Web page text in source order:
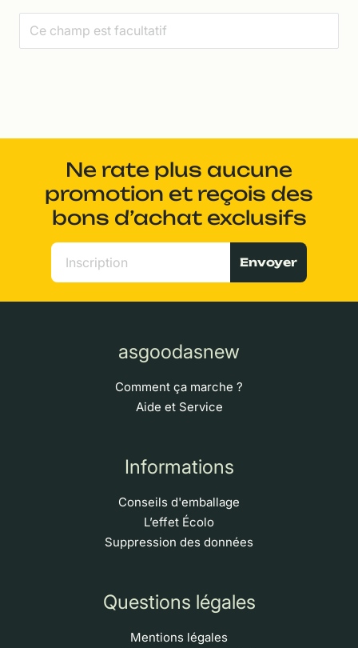
Ne rate plus aucune
promotion et reçois des
bons d’achat exclusifs
Envoyer
asgoodasnew
Comment ça marche ?
Aide et Service
Informations
Conseils d'emballage
L’effet Écolo
Suppression des données
Questions légales
Mentions légales